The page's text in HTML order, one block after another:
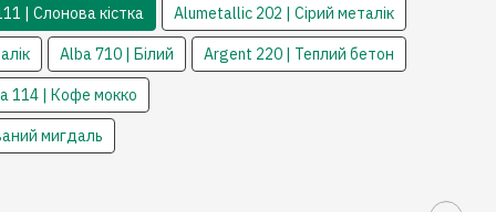
| Слонова кістка Alumetallic 202 | Сірий металік
Alba 710 | Білий Argent 220 | Теплий бетон
114 | Кофе мокко
мигдаль